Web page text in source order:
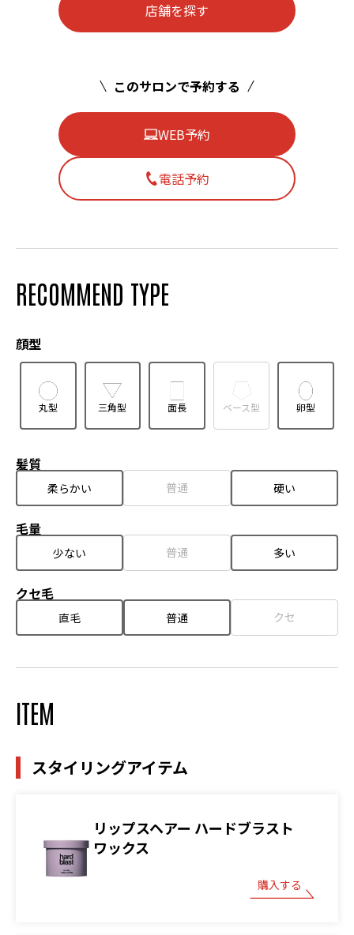
店舗を探す
このサロンで予約する
WEB予約
電話予約
RECOMMEND TYPE
顔型
丸型 三角型 面長 ベース型 卵型
髪質
柔らかい 普通 硬い
毛量
少ない 普通 多い
クセ毛
直毛 普通 クセ
ITEM
スタイリングアイテム
リップスヘアー ハードブラスト
ワックス
購入する